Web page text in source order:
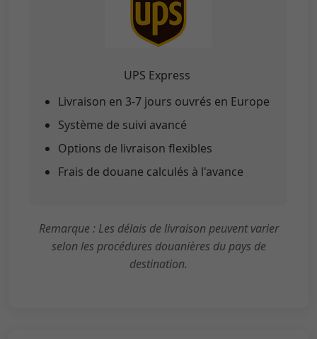
Livraison en 3-7 jours ouvrés en Europe
Système de suivi avancé
Frais de douane calculés à l'avance
Remarque : Les délais de livraison peuvent varier
selon les procédures douanières du pays de
destination.